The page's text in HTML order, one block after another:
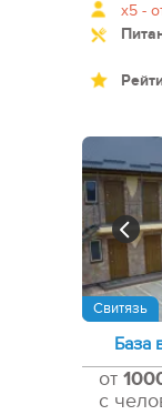
x5 -
Свитязь
База
от
с